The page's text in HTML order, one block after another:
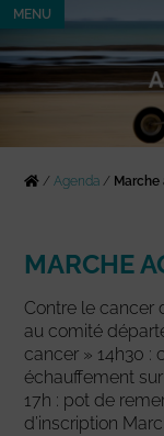
MENU
/Agenda /
MARCHE
Contre le cancer
au comité
cancer » 14h30 :
échauffement
17h : pot de
d’inscription